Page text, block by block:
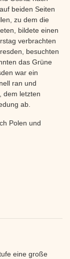
beiden Seiten
zu dem die
bildete einen
verbrachten
besuchten
das Grüne
war ein
ran und
dem letzten
ab.
Polen und
eine große